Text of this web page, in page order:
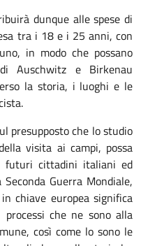
dunque alle spese di
tra i 18 e i 25 anni, con
in modo che possano
Auschwitz e Birkenau
la storia, i luoghi e le
presupposto che lo studio
visita ai campi, possa
futuri cittadini italiani ed
Guerra Mondiale,
chiave europea significa
che ne sono alla
così come lo sono le